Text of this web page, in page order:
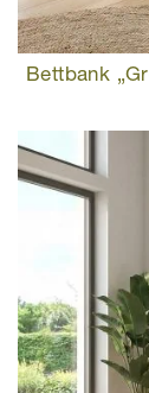
Bettbank